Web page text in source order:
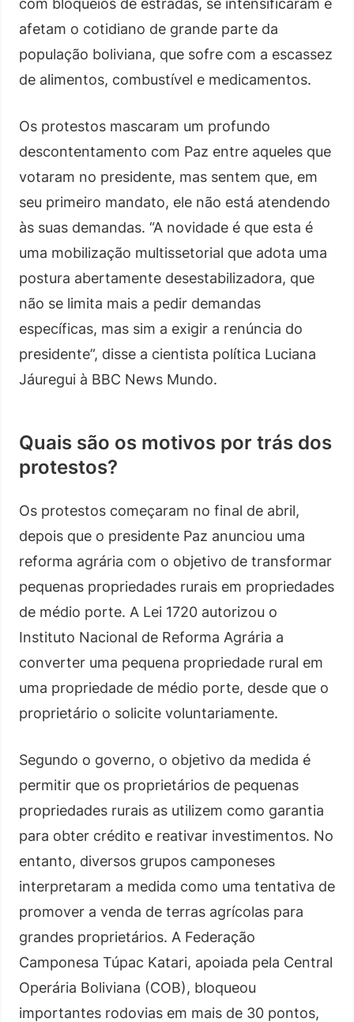
com bloqueios de estradas, se intensificaram e
afetam o cotidiano de grande parte da
população boliviana, que sofre com a escassez
de alimentos, combustível e medicamentos.
Os protestos mascaram um profundo
descontentamento com Paz entre aqueles que
votaram no presidente, mas sentem que, em
seu primeiro mandato, ele não está atendendo
às suas demandas. “A novidade é que esta é
uma mobilização multissetorial que adota uma
postura abertamente desestabilizadora, que
não se limita mais a pedir demandas
específicas, mas sim a exigir a renúncia do
presidente”, disse a cientista política Luciana
Jáuregui à BBC News Mundo.
Quais são os motivos por trás dos
protestos?
Os protestos começaram no final de abril,
depois que o presidente Paz anunciou uma
reforma agrária com o objetivo de transformar
pequenas propriedades rurais em propriedades
de médio porte. A Lei 1720 autorizou o
Instituto Nacional de Reforma Agrária a
converter uma pequena propriedade rural em
uma propriedade de médio porte, desde que o
proprietário o solicite voluntariamente.
Segundo o governo, o objetivo da medida é
permitir que os proprietários de pequenas
propriedades rurais as utilizem como garantia
para obter crédito e reativar investimentos. No
entanto, diversos grupos camponeses
interpretaram a medida como uma tentativa de
promover a venda de terras agrícolas para
grandes proprietários. A Federação
Camponesa Túpac Katari, apoiada pela Central
Operária Boliviana (COB), bloqueou
importantes rodovias em mais de 30 pontos,